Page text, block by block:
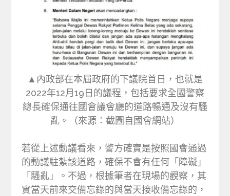
▲內政部在本屆政府的下議院首日，也就是
2022年12月19日的議程，包括要求全國警察
總長確保通往國會議會廳的道路暢通及沒有騷
亂。（來源：截圖自國會網站）
若從上述動議看來，警方確實是按照國會通過
的動議駐紮該道路，確保不會有任何「障礙」
「騷亂」。不過，根據筆者在現場的觀察，其
實當天前來交備忘錄的與當天接收備忘錄的，